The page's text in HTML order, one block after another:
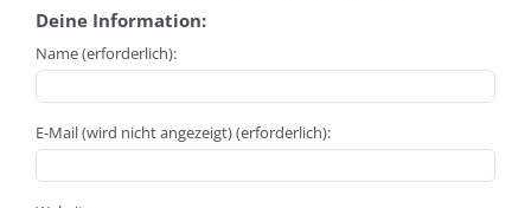
Deine Information:
Name (erforderlich):
E-Mail (wird nicht angezeigt) (erforderlich):